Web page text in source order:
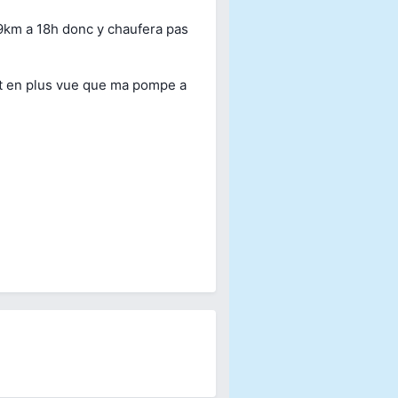
a 18h donc y chaufera pas
plus vue que ma pompe a